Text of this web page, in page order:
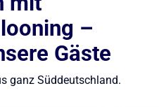
–
Gäste
ganz Süddeutschland.